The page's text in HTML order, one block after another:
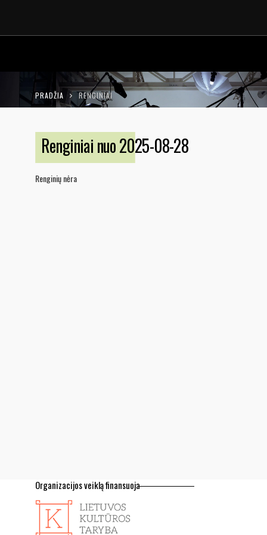
LT EN
PRADŽIA RENGINIAI
Renginiai nuo 2025-08-28
Renginių nėra
Organizacijos veiklą finansuoja